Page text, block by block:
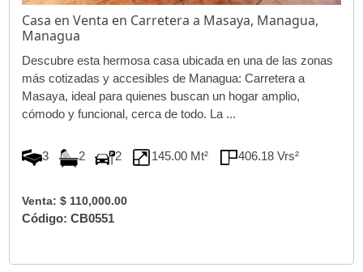
Casa en Venta en Carretera a Masaya, Managua,
Managua
Descubre esta hermosa casa ubicada en una de las zonas
más cotizadas y accesibles de Managua: Carretera a
Masaya, ideal para quienes buscan un hogar amplio,
cómodo y funcional, cerca de todo. La ...
3 2 2 145.00 Mt² 406.18 Vrs²
Venta: $ 110,000.00
Código: CB0551